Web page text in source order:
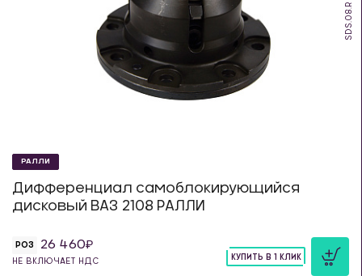
SDS.08.R
РАЛЛИ
Дифференциал самоблокирующийся
дисковый ВАЗ 2108 РАЛЛИ
РОЗ 26 460
НЕ ВКЛЮЧАЕТ НДС
КУПИТЬ В 1 КЛИК